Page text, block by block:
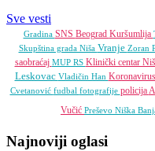
Sve vesti
Gradina SNS Beograd Kuršumlija
Skupština grada Niša Vranje Zoran
saobraćaj MUP RS Klinički centar Niš
Leskovac Vladičin Han Koronavirus
Cvetanović fudbal fotografije policija
Vučić Preševo Niška
Najnoviji oglasi